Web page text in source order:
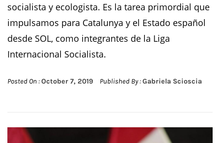
socialista y ecologista. Es la tarea primordial que
impulsamos para Catalunya y el Estado español
desde SOL, como integrantes de la Liga
Internacional Socialista.
Posted On :October 7, 2019 Published By :Gabriela Scioscia